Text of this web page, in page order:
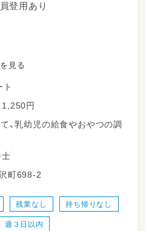
登用あり
見る
ト
円
、乳幼児の給食やおやつの調
ます。
理業務
士
町698-2
残業なし 持ち帰りなし
週３日以内